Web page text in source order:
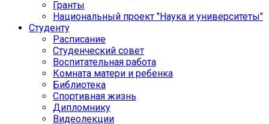
Гранты
Национальный проект "Наука и университеты"
Студенту
Расписание
Студенческий совет
Воспитательная работа
Комната матери и ребенка
Библиотека
Спортивная жизнь
Дипломнику
Видеолекции